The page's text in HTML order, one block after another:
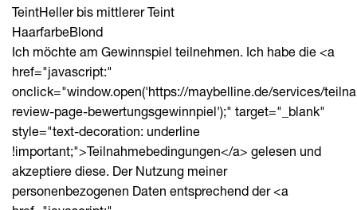
TeintHeller bis mittlerer Teint
HaarfarbeBlond
Ich möchte am Gewinnspiel teilnehmen. Ich habe die <a
href="javascript:"
onclick="window.open('https://maybelline.de/services/
review-page-bewertungsgewinnpiel');" target="_blank"
style="text-decoration: underline
!important;">Teilnahmebedingungen</a> gelesen und
akzeptiere diese. Der Nutzung meiner
personenbezogenen Daten entsprechend der <a